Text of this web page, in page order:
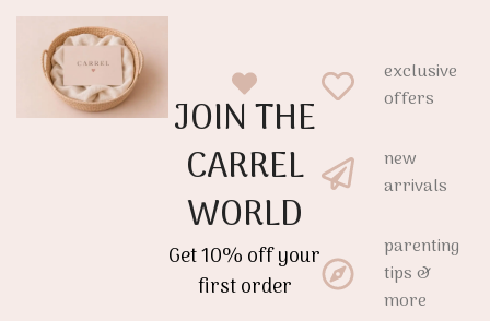
JOIN THE
CARREL
WORLD
Get 10% off your
first order
exclusive
offers
new
arrivals
parenting
tips &
more